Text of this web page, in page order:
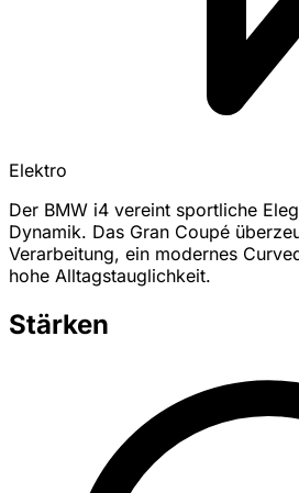
Elektro
Der BMW i4 vereint sportliche
Dynamik. Das Gran Coupé
Verarbeitung, ein modernes
hohe Alltagstauglichkeit.
Stärken